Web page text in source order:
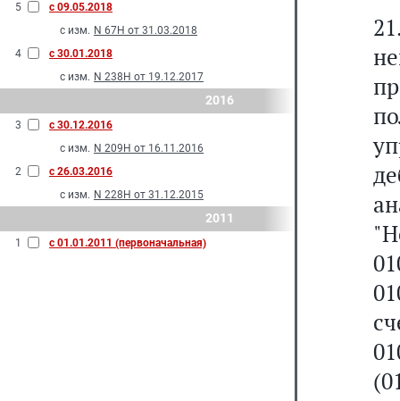
5
с 09.05.2018
с изм. N 67Н от 31.03.2018
4
с 30.01.2018
с изм. N 238Н от 19.12.2017
2016
3
с 30.12.2016
с изм. N 209Н от 16.11.2016
2
с 26.03.2016
с изм. N 228Н от 31.12.2015
2011
1 с 01.01.2011 (первоначальная)